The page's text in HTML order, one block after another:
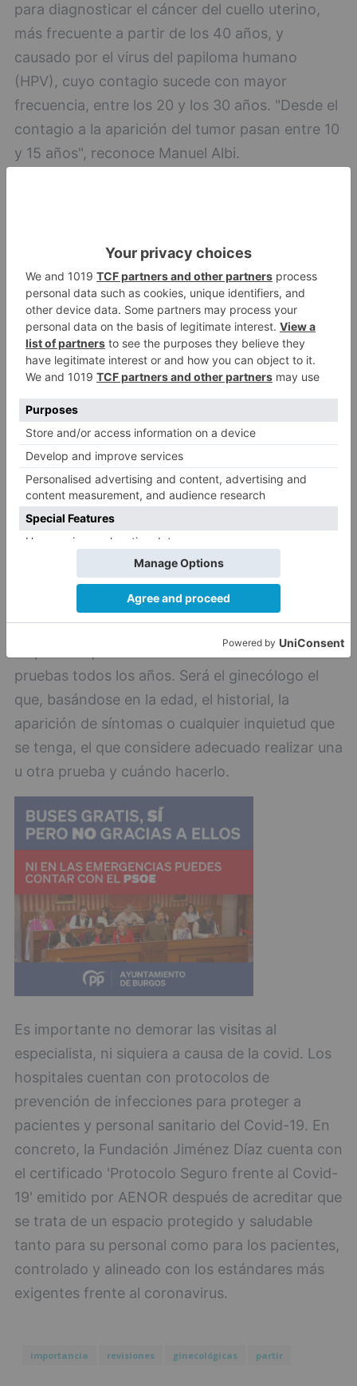
para diagnosticar el cáncer del cuello uterino,
más frecuente a partir de los 40 años, y
causado por el virus del papiloma humano
(HPV), cuyo contagio sucede con mayor
frecuencia, entre los 20 y los 30 años. "Desde el
contagio a la aparición del tumor pasan entre 10
y 15 años", reconoce Manuel Albi.
prevención en este caso es clave si se atiende a
las cifras de laOrganización Mundial de la Salud
(OMS), según las cuales el cáncer del cuello
uterino es el segundo tipo de cáncer más
frecuente en la mujer. Y todos están
relacionados con el virus del papiloma humano
(VPH).
El cáncer de ovario, que no suele dar síntomas
hasta que ya se encuentra en un estado
avanzado, suele aparecer a partir de los 62 años
y, como no hay un método específico para
cribarlo, El doctor Albi aconseja en esta edad,
prestar atención a "síntomas abdominales que
pudieran parecer inespecíficos, como sensación
de distensión, cambios en la digestión o dolor".
Es posible que no se necesiten todas las
pruebas todos los años. Será el ginecólogo el
que, basándose en la edad, el historial, la
aparición de síntomas o cualquier inquietud que
se tenga, el que considere adecuado realizar una
u otra prueba y cuándo hacerlo.
Es importante no demorar las visitas al
especialista, ni siquiera a causa de la covid. Los
hospitales cuentan con protocolos de
prevención de infecciones para proteger a
pacientes y personal sanitario del Covid-19. En
concreto, la Fundación Jiménez Díaz cuenta con
el certificado 'Protocolo Seguro frente al Covid-
19' emitido por AENOR después de acreditar que
se trata de un espacio protegido y saludable
tanto para su personal como para los pacientes,
controlado y alineado con los estándares más
exigentes frente al coronavirus.
importancia revisiones ginecológicas partir